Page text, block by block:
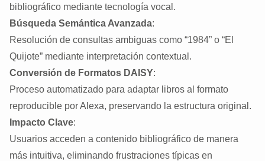
bibliográfico mediante tecnología vocal.
Búsqueda Semántica Avanzada:
Resolución de consultas ambiguas como “1984” o “El
Quijote” mediante interpretación contextual.
Conversión de Formatos DAISY:
Proceso automatizado para adaptar libros al formato
reproducible por Alexa, preservando la estructura original.
Impacto Clave:
Usuarios acceden a contenido bibliográfico de manera
más intuitiva, eliminando frustraciones típicas en